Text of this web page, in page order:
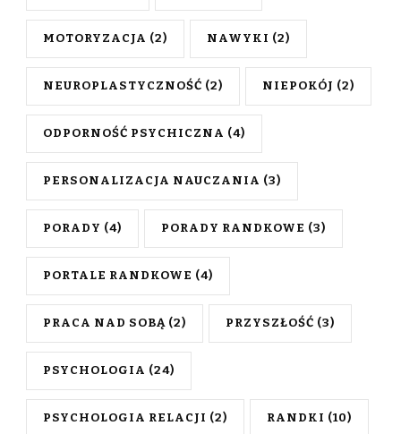
MOTORYZACJA (2) NAWYKI (2)
NEUROPLASTYCZNOŚĆ (2) NIEPOKÓJ (2)
ODPORNOŚĆ PSYCHICZNA (4)
PERSONALIZACJA NAUCZANIA (3)
PORADY (4) PORADY RANDKOWE (3)
PORTALE RANDKOWE (4)
PRACA NAD SOBĄ (2) PRZYSZŁOŚĆ (3)
PSYCHOLOGIA (24)
PSYCHOLOGIA RELACJI (2) RANDKI (10)